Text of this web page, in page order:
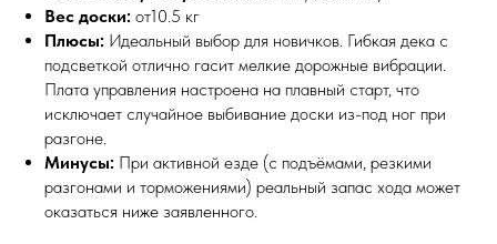
Вес доски: от10.5 кг
Плюсы: Идеальный выбор для новичков. Гибкая дека с
подсветкой отлично гасит мелкие дорожные вибрации.
Плата управления настроена на плавный старт, что
исключает случайное выбивание доски из-под ног при
разгоне.
Минусы: При активной езде (с подъёмами, резкими
разгонами и торможениями) реальный запас хода может
оказаться ниже заявленного.